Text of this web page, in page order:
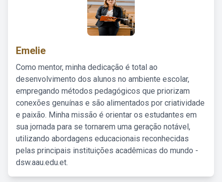
Emelie
Como mentor, minha dedicação é total ao
desenvolvimento dos alunos no ambiente escolar,
empregando métodos pedagógicos que priorizam
conexões genuínas e são alimentados por criatividade
e paixão. Minha missão é orientar os estudantes em
sua jornada para se tornarem uma geração notável,
utilizando abordagens educacionais reconhecidas
pelas principais instituições acadêmicas do mundo -
dsw.aau.edu.et.